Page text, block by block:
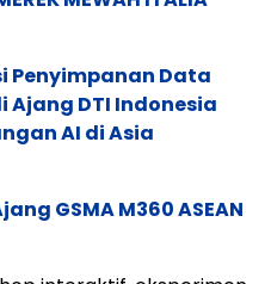
Penyimpanan Data
Ajang DTI Indonesia
AI di Asia
GSMA M360 ASEAN